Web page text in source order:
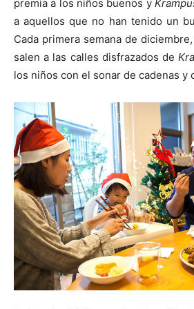
premia a los niños buenos y
a aquellos que no han tenido un
Cada primera semana de
salen a las calles disfrazados de
los niños con el sonar de cadenas y